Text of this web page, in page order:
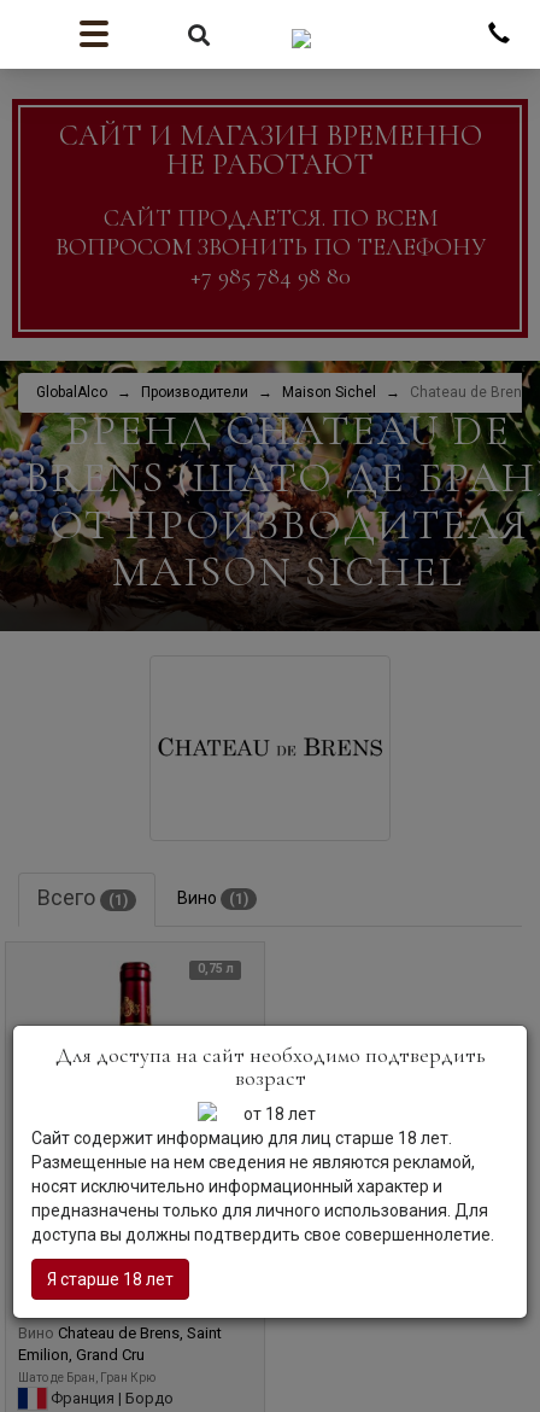
САЙТ И МАГАЗИН ВРЕМЕННО
НЕ РАБОТАЮТ
САЙТ ПРОДАЕТСЯ. ПО ВСЕМ
ВОПРОСОМ ЗВОНИТЬ ПО ТЕЛЕФОНУ
+7 985 784 98 80
GlobalAlco Производители Maison Sichel Chateau de Brens
БРЕНД CHATEAU DE
BRENS (ШАТО ДЕ
ОТ ПРОИЗВОДИТЕЛЯ
MAISON SICHEL
Всего (1) Вино (1)
0,75 л
Вино Chateau de Brens, Saint
Emilion, Grand Cru
Шато де Бран, Гран Крю
Франция | Бордо
Для доступа на сайт необходимо подтвердить
возраст
Сайт содержит информацию для лиц старше 18 лет.
Размещенные на нем сведения не являются рекламой,
носят исключительно информационный характер и
предназначены только для личного использования. Для
доступа вы должны подтвердить свое совершеннолетие.
Я старше 18 лет